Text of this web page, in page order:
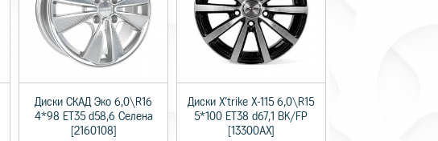
Диски СКАД Эко 6,0\R16
4*98 ET35 d58,6 Селена
[2160108]
Диски X'trike X-115 6,0\R15
5*100 ET38 d67,1 BK/FP
[13300AX]